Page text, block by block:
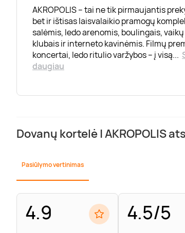
AKROPOLIS – tai ne tik pirmaujantis
bet ir ištisas laisvalaikio pramogų
salėmis, ledo arenomis, boulingais,
klubais ir interneto kavinėmis. Filmų
koncertai, ledo ritulio varžybos – į visą...
daugiau
Dovanų kortelė | AKROPOLIS
Pasiūlymo vertinimas
4.9 4.5/5